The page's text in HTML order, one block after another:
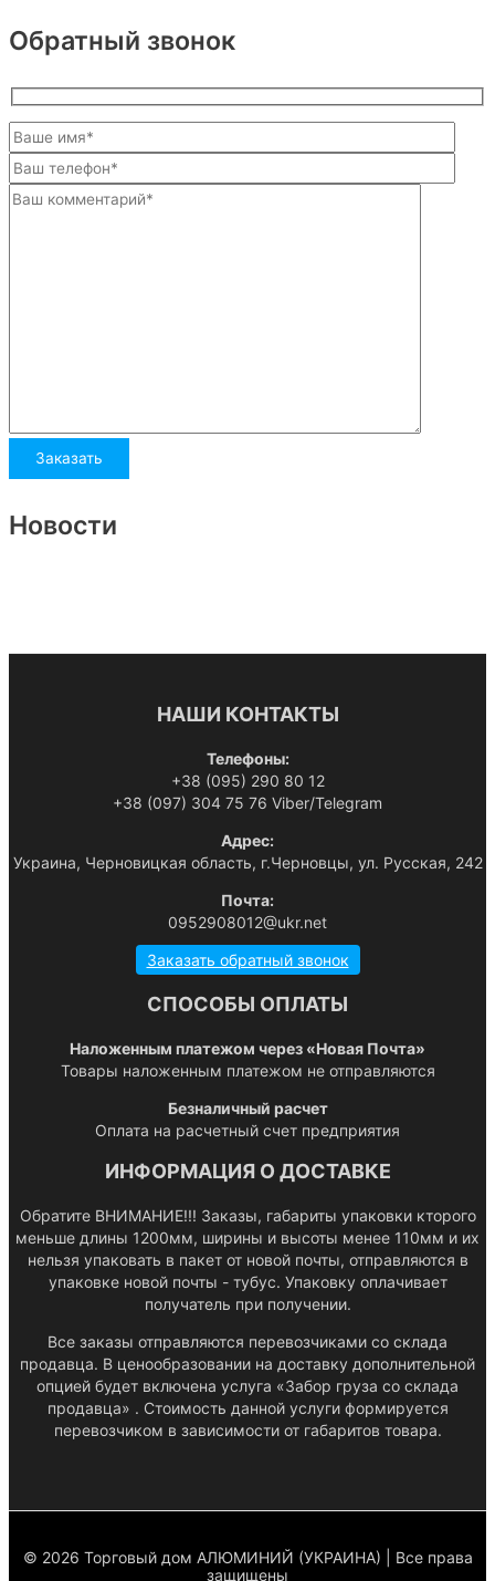
Обратный звонок
Новости
НАШИ КОНТАКТЫ
Телефоны:
+38 (095) 290 80 12
+38 (097) 304 75 76 Viber/Telegram
Адрес:
Украина, Черновицкая область, г.Черновцы, ул. Русская, 242
Почта:
0952908012@ukr.net
Заказать обратный звонок
СПОСОБЫ ОПЛАТЫ
Наложенным платежом через «Новая Почта»
Товары наложенным платежом не отправляются
Безналичный расчет
Оплата на расчетный счет предприятия
ИНФОРМАЦИЯ О ДОСТАВКЕ
Обратите ВНИМАНИЕ!!! Заказы, габариты упаковки кторого
меньше длины 1200мм, ширины и высоты менее 110мм и их
нельзя упаковать в пакет от новой почты, отправляются в
упаковке новой почты - тубус. Упаковку оплачивает
получатель при получении.
Все заказы отправляются перевозчиками со склада
продавца. В ценообразовании на доставку дополнительной
опцией будет включена услуга «Забор груза со склада
продавца» . Стоимость данной услуги формируется
перевозчиком в зависимости от габаритов товара.
© 2026 Торговый дом АЛЮМИНИЙ (УКРАИНА) | Все права
защищены